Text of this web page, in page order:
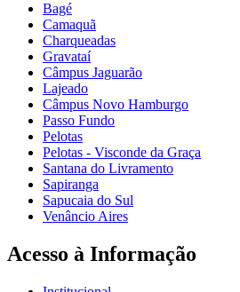
Bagé
Camaquã
Charqueadas
Gravataí
Câmpus Jaguarão
Lajeado
Câmpus Novo Hamburgo
Passo Fundo
Pelotas
Pelotas - Visconde da Graça
Santana do Livramento
Sapiranga
Sapucaia do Sul
Venâncio Aires
Acesso à Informação